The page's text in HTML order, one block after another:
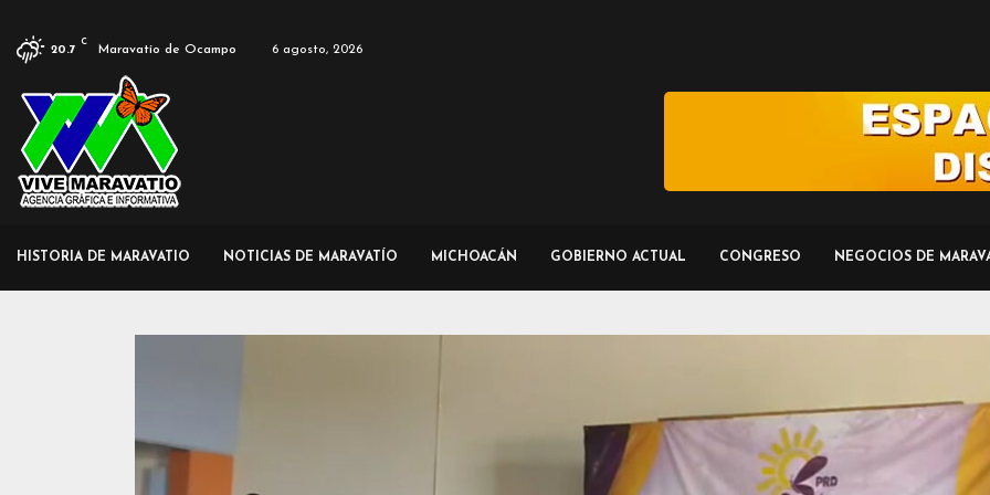
20.7
C
Maravatío de Ocampo 6 agosto, 2026
HISTORIA DE MARAVATIO NOTICIAS DE MARAVATÍO MICHOACÁN GOBIERNO ACTUAL CONGRESO NEGOCIOS DE